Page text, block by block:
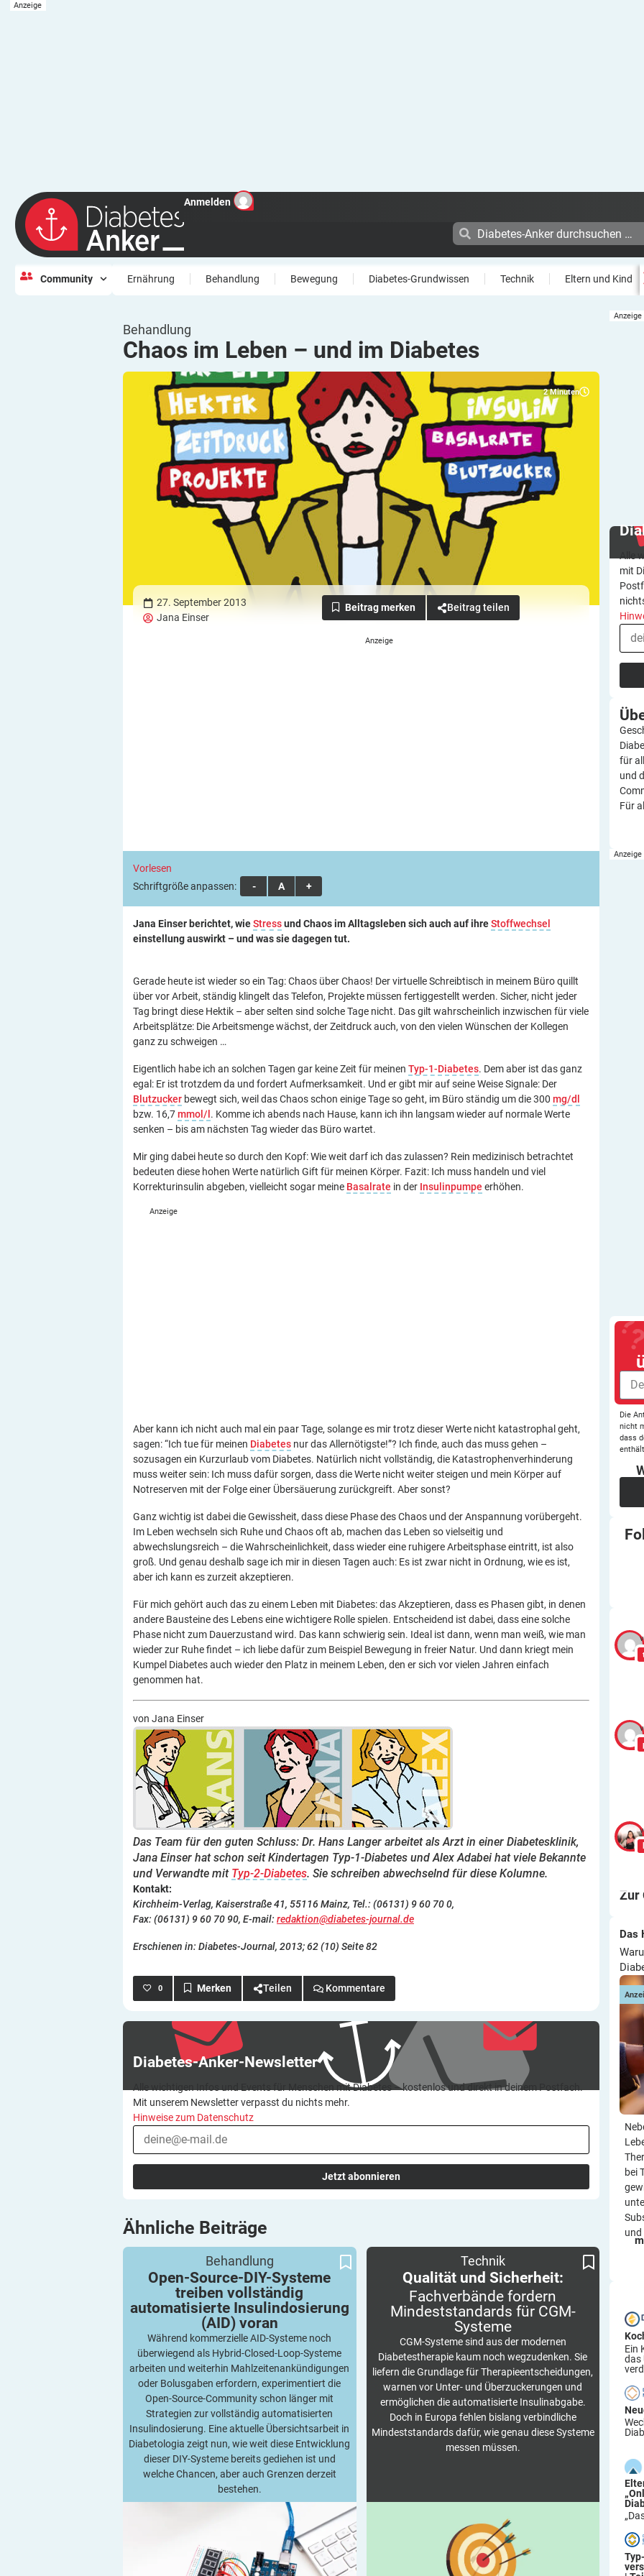
Anmelden
Community Ernährung Behandlung Bewegung Diabetes-Grundwissen Technik Eltern und Kind
Behandlung
Chaos im Leben – und im Diabetes
2 Minuten
27. September 2013
Jana Einser
Beitrag teilen
Vorlesen
Schriftgröße anpassen:
A A A
Jana Einser berichtet, wieStressund Chaos im Alltagsleben sich auch auf ihreStoffwechsel
einstellung auswirkt – und was sie dagegen tut.
Gerade heute ist wieder so ein Tag: Chaos über Chaos! Der virtuelle Schreibtisch in meinem Büro quillt
über vor Arbeit, ständig klingelt das Telefon, Projekte müssen fertiggestellt werden. Sicher, nicht jeder
Tag bringt diese Hektik – aber selten sind solche Tage nicht. Das gilt wahrscheinlich inzwischen für viele
Arbeitsplätze: Die Arbeitsmenge wächst, der Zeitdruck auch, von den vielen Wünschen der Kollegen
ganz zu schweigen …
Eigentlich habe ich an solchen Tagen gar keine Zeit für meinen Typ-1-Diabetes. Dem aber ist das ganz
egal: Er ist trotzdem da und fordert Aufmerksamkeit. Und er gibt mir auf seine Weise Signale: Der
Blutzucker bewegt sich, weil das Chaos schon einige Tage so geht, im Büro ständig um die 300 mg/dl
bzw. 16,7mmol/l . Komme ich abends nach Hause, kann ich ihn langsam wieder auf normale Werte
senken – bis am nächsten Tag wieder das Büro wartet.
Mir ging dabei heute so durch den Kopf: Wie weit darf ich das zulassen? Rein medizinisch betrachtet
bedeuten diese hohen Werte natürlich Gift für meinen Körper. Fazit: Ich muss handeln und viel
Korrekturinsulin abgeben, vielleicht sogar meine Basalrate in der Insulinpumpe erhöhen.
Aber kann ich nicht auch mal ein paar Tage, solange es mir trotz dieser Werte nicht katastrophal geht,
sagen: “Ich tue für meinen Diabetes nur das Allernötigste!”? Ich finde, auch das muss gehen –
sozusagen ein Kurzurlaub vom Diabetes. Natürlich nicht vollständig, die Katastrophenverhinderung
muss weiter sein: Ich muss dafür sorgen, dass die Werte nicht weiter steigen und mein Körper auf
Notreserven mit der Folge einer Übersäuerung zurückgreift. Aber sonst?
Ganz wichtig ist dabei die Gewissheit, dass diese Phase des Chaos und der Anspannung vorübergeht.
Im Leben wechseln sich Ruhe und Chaos oft ab, machen das Leben so vielseitig und
abwechslungsreich – die Wahrscheinlichkeit, dass wieder eine ruhigere Arbeitsphase eintritt, ist also
groß. Und genau deshalb sage ich mir in diesen Tagen auch: Es ist zwar nicht in Ordnung, wie es ist,
aber ich kann es zurzeit akzeptieren.
Für mich gehört auch das zu einem Leben mit Diabetes: das Akzeptieren, dass es Phasen gibt, in denen
andere Bausteine des Lebens eine wichtigere Rolle spielen. Entscheidend ist dabei, dass eine solche
Phase nicht zum Dauerzustand wird. Das kann schwierig sein. Ideal ist dann, wenn man weiß, wie man
wieder zur Ruhe findet – ich liebe dafür zum Beispiel Bewegung in freier Natur. Und dann kriegt mein
Kumpel Diabetes auch wieder den Platz in meinem Leben, den er sich vor vielen Jahren einfach
genommen hat.
von Jana Einser
Das Team für den guten Schluss: Dr. Hans Langer arbeitet als Arzt in einer Diabetesklinik,
Jana Einser hat schon seit Kindertagen Typ-1-Diabetes und Alex Adabei hat viele Bekannte
und Verwandte mit Typ-2-Diabetes. Sie schreiben abwechselnd für diese Kolumne.
Kontakt:
Kirchheim-Verlag, Kaiserstraße 41, 55116 Mainz, Tel.: (06131) 9 60 70 0,
Fax: (06131) 9 60 70 90, E-mail: redaktion@diabetes-journal.de
Erschienen in: Diabetes-Journal, 2013; 62 (10) Seite 82
0 Teilen Kommentare
Diabetes-Anker-Newsletter
Alle wichtigen Infos und Events für Menschen mit Diabetes – kostenlos und direkt in deinem Postfach.
Mit unserem Newsletter verpasst du nichts mehr.
Hinweise zum Datenschutz
Jetzt abonnieren
Ähnliche Beiträge
Open-Source-DIY-Systeme treiben vollständig
automatisierte Insulindosierung (AID) voran
Behandlung
Open-Source-DIY-Systeme
treiben vollständig
automatisierte Insulindosierung
(AID) voran
Während kommerzielle AID-Systeme noch
überwiegend als Hybrid-Closed-Loop-Systeme
arbeiten und weiterhin Mahlzeitenankündigungen
oder Bolusgaben erfordern, experimentiert die
Open-Source-Community schon länger mit
Strategien zur vollständig automatisierten
Insulindosierung. Eine aktuelle Übersichtsarbeit in
Diabetologia zeigt nun, wie weit diese Entwicklung
dieser DIY-Systeme bereits gediehen ist und
welche Chancen, aber auch Grenzen derzeit
bestehen.
Fachverbände fordern Mindeststandards für
CGM-Systeme
Technik
Qualität und Sicherheit:
Fachverbände fordern
Mindeststandards für CGM-
Systeme
CGM-Systeme sind aus der modernen
Diabetestherapie kaum noch wegzudenken. Sie
liefern die Grundlage für Therapieentscheidungen,
warnen vor Unter- und Überzuckerungen und
ermöglichen die automatisierte Insulinabgabe.
Doch in Europa fehlen bislang verbindliche
Mindeststandards dafür, wie genau diese Systeme
messen müssen.
Alle
mit
für
und
Für
Die
nicht
dass
enthält.
Zur
Das
bei
Ein
das